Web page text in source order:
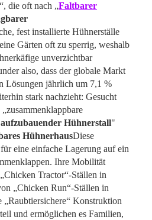
die oft nach „Faltbarer
fest installierte Hühnerställe
Gärten oft zu sperrig, weshalb
unverzichtbar
also, dass der globale Markt
Lösungen jährlich um 7,1 %
stark nachzieht: Gesucht
Hühnerstall"
HühnerhausDiese
eine einfache Lagerung auf ein
Ihre Mobilität
Tractor“-Ställen in
„Chicken Run“-Ställen in
Konstruktion
und ermöglichen es Familien,